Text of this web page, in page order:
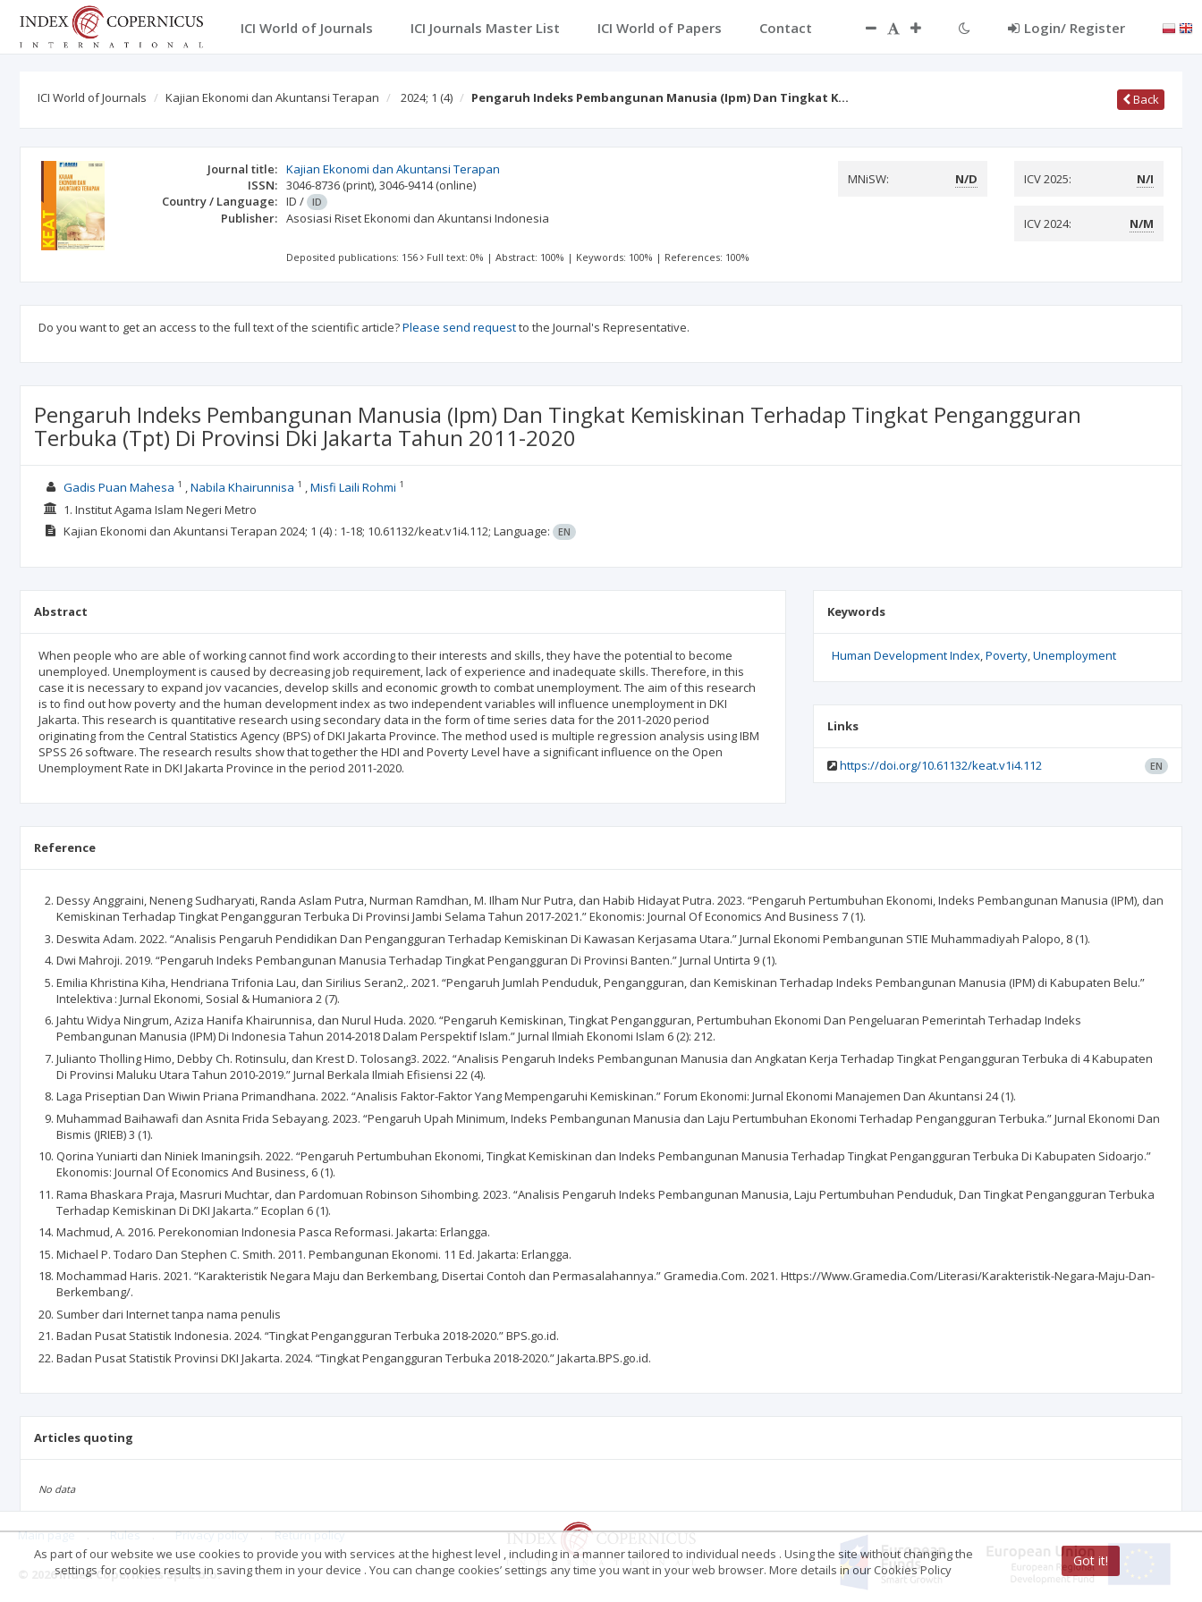
ICI World of Journals ICI Journals Master List ICI World of Papers Contact Login/ Register
ICI World of Journals Kajian Ekonomi dan Akuntansi Terapan 2024; 1 (4) Pengaruh Indeks Pembangunan Manusia (Ipm) Dan Tingkat K… Back
Journal title: Kajian Ekonomi dan Akuntansi Terapan
ISSN: 3046-8736 (print),3046-9414(online)
Country / Language: ID / ID
Publisher: Asosiasi Riset Ekonomi dan Akuntansi Indonesia
MNiSW: N/D ICV 2025: N/I
ICV 2024: N/M
Deposited publications: 156 Full text: 0% |Abstract: 100% | Keywords: 100% | References: 100%
Do you want to get an access to the full text of the scientific article?Please send requestto the Journal's Representative.
Pengaruh Indeks Pembangunan Manusia (Ipm) Dan Tingkat Kemiskinan Terhadap Tingkat Pengangguran
Terbuka (Tpt) Di Provinsi Dki Jakarta Tahun 2011-2020
Gadis Puan Mahesa 1 Nabila Khairunnisa 1 Misfi Laili Rohmi 1
1. Institut Agama Islam Negeri Metro
Kajian Ekonomi dan Akuntansi Terapan 2024; 1 (4) : 1-18; 10.61132/keat.v1i4.112; Language: EN
Abstract
When people who are able of working cannot find work according to their interests and skills, they have the potential to become
unemployed. Unemployment is caused by decreasing job requirement, lack of experience and inadequate skills. Therefore, in this
case it is necessary to expand jov vacancies, develop skills and economic growth to combat unemployment. The aim of this research
is to find out how poverty and the human development index as two independent variables will influence unemployment in DKI
Jakarta. This research is quantitative research using secondary data in the form of time series data for the 2011-2020 period
originating from the Central Statistics Agency (BPS) of DKI Jakarta Province. The method used is multiple regression analysis using IBM
SPSS 26 software. The research results show that together the HDI and Poverty Level have a significant influence on the Open
Unemployment Rate in DKI Jakarta Province in the period 2011-2020.
Keywords
Human Development Index Poverty Unemployment
Links
https://doi.org/10.61132/keat.v1i4.112 EN
Reference
Dessy Anggraini, Neneng Sudharyati, Randa Aslam Putra, Nurman Ramdhan, M. Ilham Nur Putra, dan Habib Hidayat Putra. 2023. “Pengaruh Pertumbuhan Ekonomi, Indeks Pembangunan Manusia (IPM), dan
Kemiskinan Terhadap Tingkat Pengangguran Terbuka Di Provinsi Jambi Selama Tahun 2017-2021.” Ekonomis: Journal Of Economics And Business 7 (1).
Deswita Adam. 2022. “Analisis Pengaruh Pendidikan Dan Pengangguran Terhadap Kemiskinan Di Kawasan Kerjasama Utara.” Jurnal Ekonomi Pembangunan STIE Muhammadiyah Palopo, 8 (1).
Dwi Mahroji. 2019. “Pengaruh Indeks Pembangunan Manusia Terhadap Tingkat Pengangguran Di Provinsi Banten.” Jurnal Untirta 9 (1).
Emilia Khristina Kiha, Hendriana Trifonia Lau, dan Sirilius Seran2,. 2021. “Pengaruh Jumlah Penduduk, Pengangguran, dan Kemiskinan Terhadap Indeks Pembangunan Manusia (IPM) di Kabupaten Belu.”
Intelektiva : Jurnal Ekonomi, Sosial & Humaniora 2 (7).
Jahtu Widya Ningrum, Aziza Hanifa Khairunnisa, dan Nurul Huda. 2020. “Pengaruh Kemiskinan, Tingkat Pengangguran, Pertumbuhan Ekonomi Dan Pengeluaran Pemerintah Terhadap Indeks
Pembangunan Manusia (IPM) Di Indonesia Tahun 2014-2018 Dalam Perspektif Islam.” Jurnal Ilmiah Ekonomi Islam 6 (2): 212.
Julianto Tholling Himo, Debby Ch. Rotinsulu, dan Krest D. Tolosang3. 2022. “Analisis Pengaruh Indeks Pembangunan Manusia dan Angkatan Kerja Terhadap Tingkat Pengangguran Terbuka di 4 Kabupaten
Di Provinsi Maluku Utara Tahun 2010-2019.” Jurnal Berkala Ilmiah Efisiensi 22 (4).
Laga Priseptian Dan Wiwin Priana Primandhana. 2022. “Analisis Faktor-Faktor Yang Mempengaruhi Kemiskinan.” Forum Ekonomi: Jurnal Ekonomi Manajemen Dan Akuntansi 24 (1).
Muhammad Baihawafi dan Asnita Frida Sebayang. 2023. “Pengaruh Upah Minimum, Indeks Pembangunan Manusia dan Laju Pertumbuhan Ekonomi Terhadap Pengangguran Terbuka.” Jurnal Ekonomi Dan
Bismis (JRIEB) 3 (1).
Qorina Yuniarti dan Niniek Imaningsih. 2022. “Pengaruh Pertumbuhan Ekonomi, Tingkat Kemiskinan dan Indeks Pembangunan Manusia Terhadap Tingkat Pengangguran Terbuka Di Kabupaten Sidoarjo.”
Ekonomis: Journal Of Economics And Business, 6 (1).
Rama Bhaskara Praja, Masruri Muchtar, dan Pardomuan Robinson Sihombing. 2023. “Analisis Pengaruh Indeks Pembangunan Manusia, Laju Pertumbuhan Penduduk, Dan Tingkat Pengangguran Terbuka
Terhadap Kemiskinan Di DKI Jakarta.” Ecoplan 6 (1).
Machmud, A. 2016. Perekonomian Indonesia Pasca Reformasi. Jakarta: Erlangga.
Michael P. Todaro Dan Stephen C. Smith. 2011. Pembangunan Ekonomi. 11 Ed. Jakarta: Erlangga.
Mochammad Haris. 2021. “Karakteristik Negara Maju dan Berkembang, Disertai Contoh dan Permasalahannya.” Gramedia.Com. 2021. Https://Www.Gramedia.Com/Literasi/Karakteristik-Negara-Maju-Dan-
Berkembang/.
Sumber dari Internet tanpa nama penulis
Badan Pusat Statistik Indonesia. 2024. “Tingkat Pengangguran Terbuka 2018-2020.” BPS.go.id.
Badan Pusat Statistik Provinsi DKI Jakarta. 2024. “Tingkat Pengangguran Terbuka 2018-2020.” Jakarta.BPS.go.id.
Articles quoting
No data
Main page . Rules . Privacy policy . Return policy
© 2026 Index Copernicus Sp. z o.o.
As part of our website we use cookies to provide you with services at the highest level , including in a manner tailored to individual needs . Using the site without changing the
settings for cookies results in saving them in your device . You can change cookies’ settings any time you want in your web browser. More details in our Cookies Policy
Got it!